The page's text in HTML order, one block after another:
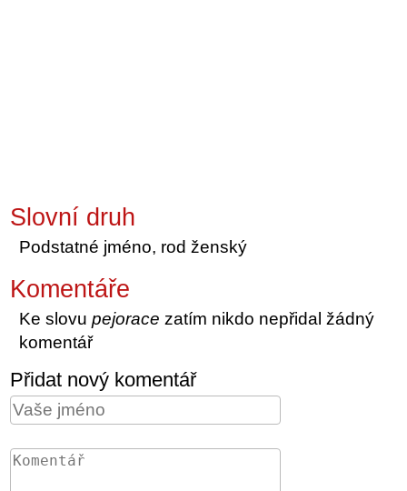
Slovní druh
Podstatné jméno, rod ženský
Komentáře
Ke slovupejorace zatím nikdo nepřidal žádný
komentář
Přidat nový komentář